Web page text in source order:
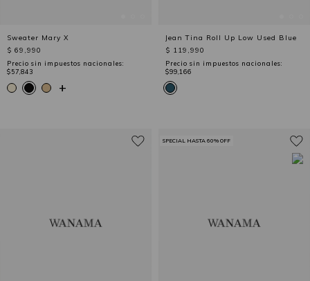
Sweater Mary X
$ 69,990
Precio sin impuestos nacionales:
$57,843
+
Jean Tina Roll Up Low Used Blue
$ 119,990
Precio sin impuestos nacionales:
$99,166
SPECIAL HASTA 60% OFF